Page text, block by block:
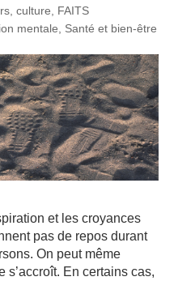
culture
FAITS
mentale Santé et bien-être
et les croyances
pas de repos durant
On peut même
s’accroît. En certains cas,